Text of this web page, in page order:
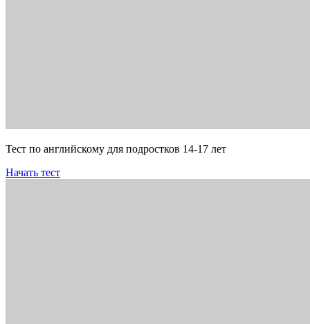
Тест по английскому для подростков 14-17 лет
Начать тест